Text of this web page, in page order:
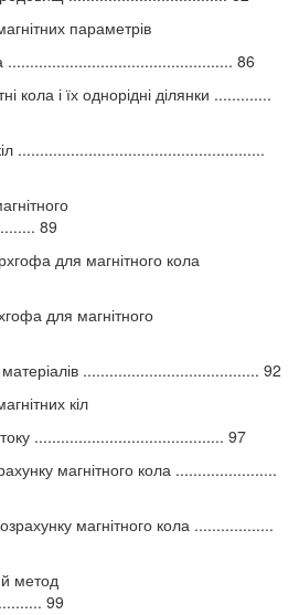
параметрів
................................................... 86
кола і їх однорідні ділянки .............
........................................................
89
для магнітного кола
для магнітного
матеріалів ........................................ 92
кіл
........................................... 97
магнітного кола .......................
магнітного кола ..................
метод
99